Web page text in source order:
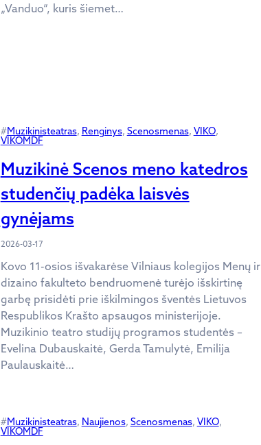
„Vanduo“, kuris šiemet…
#Muzikinisteatras, Renginys, Scenosmenas, VIKO
VIKOMDF
Muzikinė Scenos meno katedros
studenčių padėka laisvės
gynėjams
2026-03-17
Kovo 11-osios išvakarėse Vilniaus kolegijos Menų ir
dizaino fakulteto bendruomenė turėjo išskirtinę
garbę prisidėti prie iškilmingos šventės Lietuvos
Respublikos Krašto apsaugos ministerijoje.
Muzikinio teatro studijų programos studentės –
Evelina Dubauskaitė, Gerda Tamulytė, Emilija
Paulauskaitė…
#Muzikinisteatras, Naujienos, Scenosmenas, VIKO
VIKOMDF